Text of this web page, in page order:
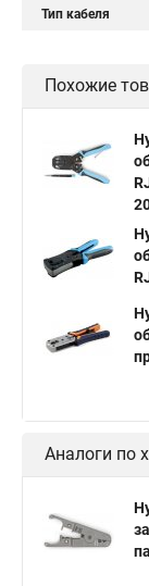
Тип кабеля
Похожие
Аналоги по